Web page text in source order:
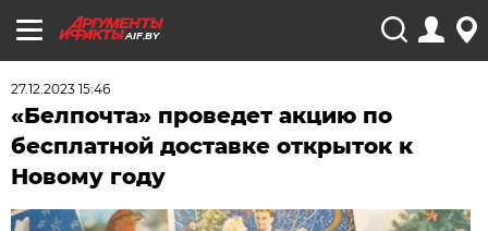
AIF.BY
27.12.2023 15:46
«Белпочта» проведет акцию по
бесплатной доставке открыток к
Новому году